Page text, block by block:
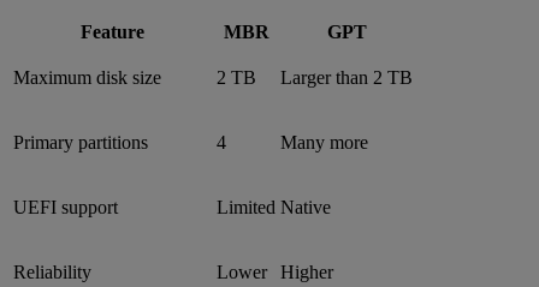
Feature MBR GPT
Maximum disk size 2 TB Larger than 2 TB
Primary partitions 4 Many more
UEFI support Limited Native
Reliability Lower Higher